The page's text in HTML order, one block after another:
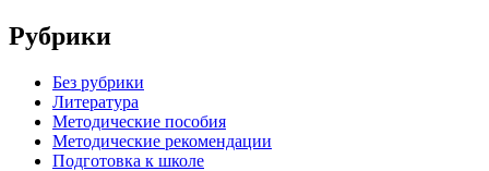
Рубрики
Без рубрики
Литература
Методические пособия
Методические рекомендации
Подготовка к школе